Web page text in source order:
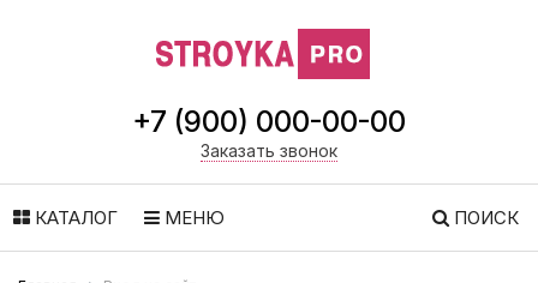
+7 (900) 000-00-00
Заказать звонок
КАТАЛОГ МЕНЮ ПОИСК